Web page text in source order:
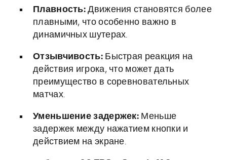
Плавность: Движения становятся более
плавными, что особенно важно в
динамичных шутерах.
Отзывчивость:Быстрая реакция на
действия игрока, что может дать
преимущество в соревновательных
матчах.
Уменьшение задержек: Меньше
задержек между нажатием кнопки и
действием на экране.